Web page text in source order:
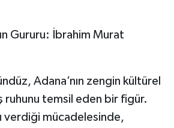
Gururu: İbrahim Murat
Adana’nın zengin kültürel
ruhunu temsil eden bir figür.
verdiği mücadelesinde,